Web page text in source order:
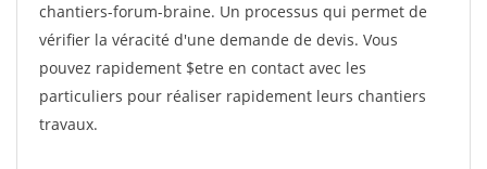
chantiers-forum-braine. Un processus qui permet de
vérifier la véracité d'une demande de devis. Vous
pouvez rapidement $etre en contact avec les
particuliers pour réaliser rapidement leurs chantiers
travaux.